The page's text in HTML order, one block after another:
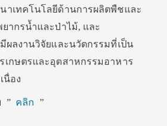
าเทคโนโลยีด้านการผลิตพืชและ
ากรน้ำและป่าไม้, และ
ผลงานวิจัยและนวัตกรรมที่เป็น
เกษตรและอุตสาหกรรมอาหาร
นื่อง
” คลิก ”